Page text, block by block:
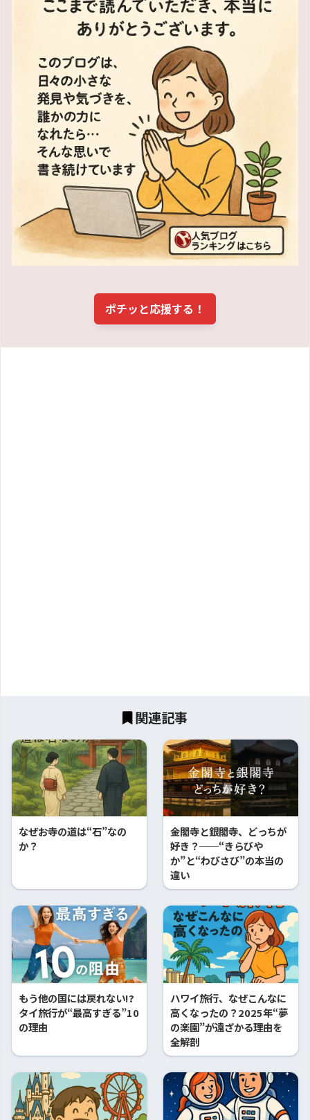
ポチッと応援する！
関連記事
なぜお寺の道は“石”なの
か？
金閣寺と銀閣寺、どっちが
好き？──“きらびや
か”と“わびさび”の本当の
違い
もう他の国には戻れない!?
タイ旅行が“最高すぎる”10
の理由
ハワイ旅行、なぜこんなに
高くなったの？2025年“夢
の楽園”が遠ざかる理由を
全解剖